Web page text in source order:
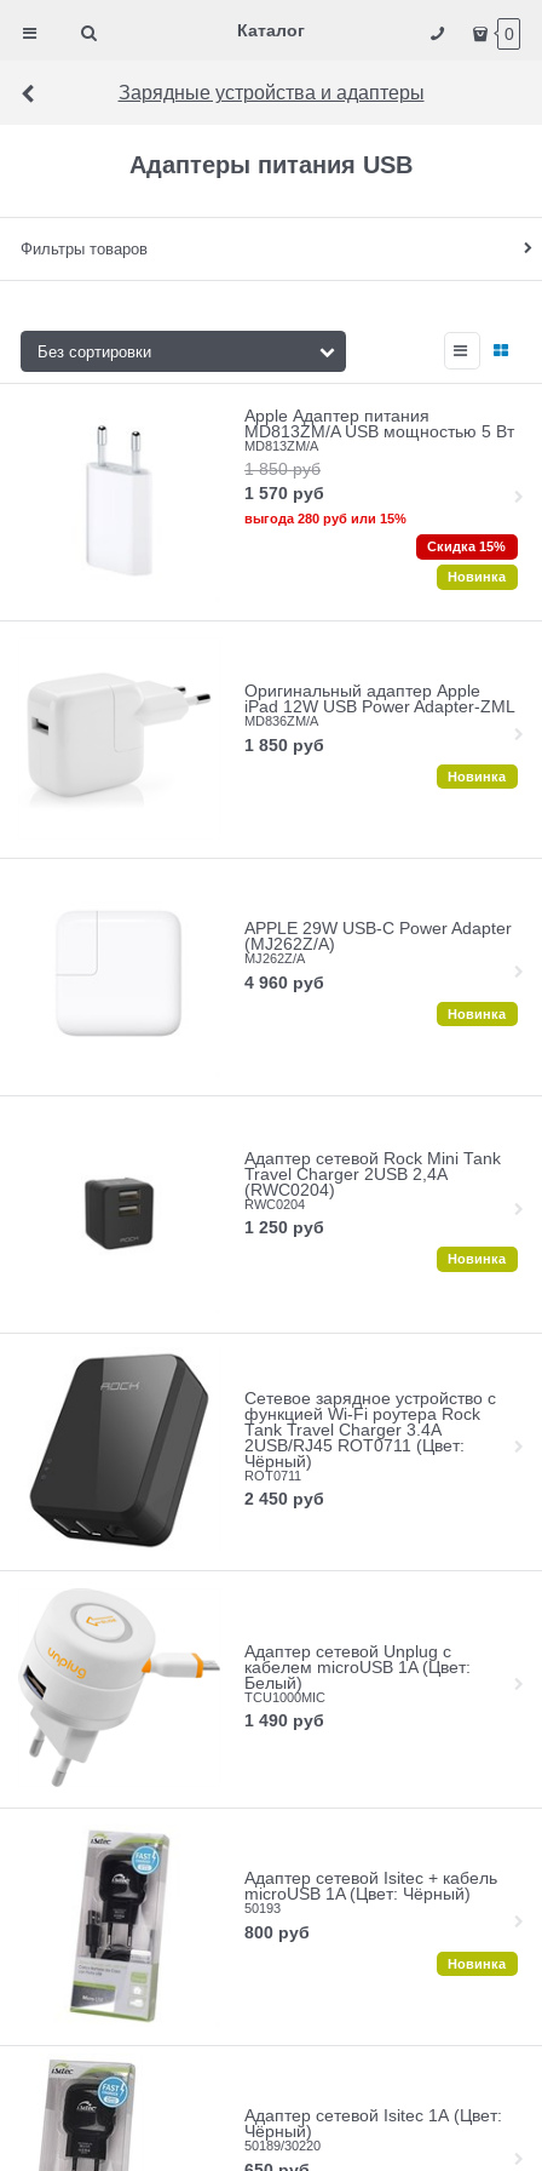
Каталог 0
Зарядные устройства и адаптеры
Адаптеры питания USB
Фильтры товаров
Apple Адаптер питания
MD813ZM/A USB мощностью 5 Вт
MD813ZM/A
1 850 руб
1 570 руб
выгода 280 рубили 15%
Скидка 15%
Новинка
Оригинальный адаптер Apple
iPad 12W USB Power Adapter-ZML
MD836ZM/A
1 850 руб
Новинка
APPLE 29W USB-C Power Adapter
(MJ262Z/A)
MJ262Z/A
4 960 руб
Новинка
Адаптер сетевой Rock Mini Tank
Travel Charger 2USB 2,4A
(RWC0204)
RWC0204
1 250 руб
Новинка
Сетевое зарядное устройство с
функцией Wi-Fi роутера Rock
Tank Travel Charger 3.4A
2USB/RJ45 ROT0711 (Цвет:
Чёрный)
ROT0711
2 450 руб
Адаптер сетевой Unplug с
кабелем microUSB 1A (Цвет:
Белый)
TCU1000MIC
1 490 руб
Адаптер сетевой Isitec + кабель
microUSB 1A (Цвет: Чёрный)
50193
800 руб
Новинка
Адаптер сетевой Isitec 1А (Цвет:
Чёрный)
50189/30220